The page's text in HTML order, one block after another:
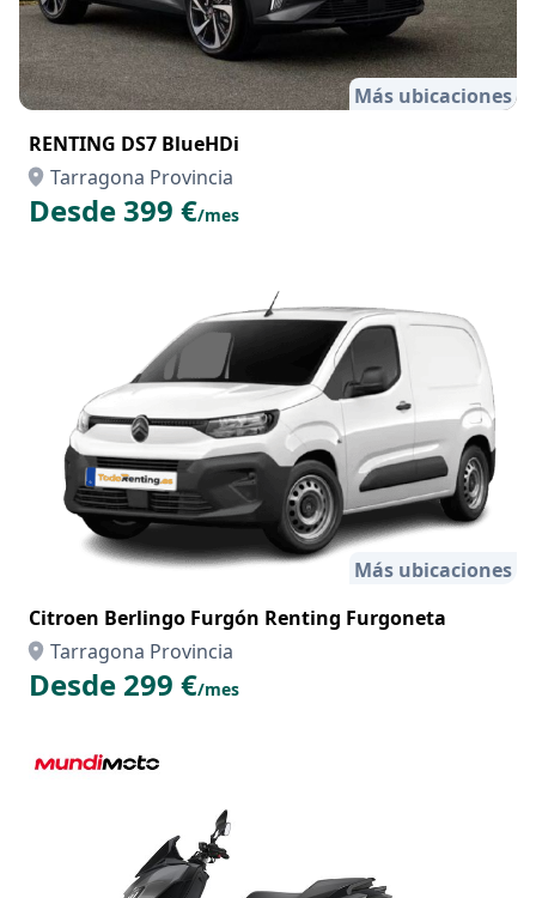
Más ubicaciones
RENTING DS7 BlueHDi
Tarragona Provincia
Desde 399 €/mes
Más ubicaciones
Citroen Berlingo Furgón Renting Furgoneta
Tarragona Provincia
Desde 299 €/mes